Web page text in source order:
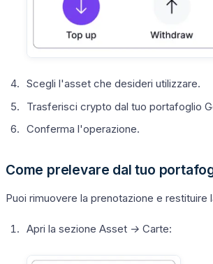
Scegli l'asset che desideri utilizzare.
Trasferisci crypto dal tuo portafoglio
Conferma l'operazione.
Come prelevare dal tuo
Puoi rimuovere la prenotazione e
Apri la sezione Asset → Carte: